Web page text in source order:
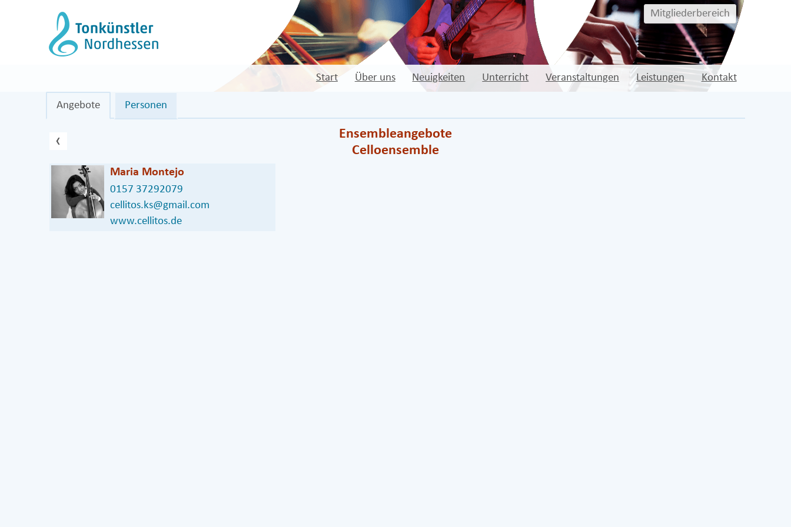
Mitgliederbereich
Start Über uns Neuigkeiten Unterricht Veranstaltungen Leistungen Kontakt
Angebote Personen
‹
Ensembleangebote
Celloensemble
Maria Montejo
0157 37292079
cellitos.ks@gmail.com
www.cellitos.de